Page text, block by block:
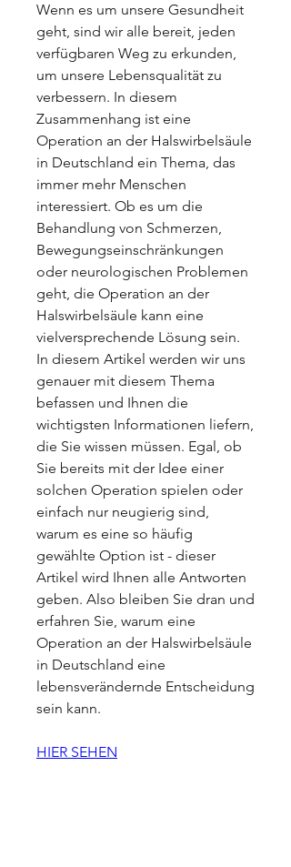
Wenn es um unsere Gesundheit
geht, sind wir alle bereit, jeden
verfügbaren Weg zu erkunden,
um unsere Lebensqualität zu
verbessern. In diesem
Zusammenhang ist eine
Operation an der Halswirbelsäule
in Deutschland ein Thema, das
immer mehr Menschen
interessiert. Ob es um die
Behandlung von Schmerzen,
Bewegungseinschränkungen
oder neurologischen Problemen
geht, die Operation an der
Halswirbelsäule kann eine
vielversprechende Lösung sein.
In diesem Artikel werden wir uns
genauer mit diesem Thema
befassen und Ihnen die
wichtigsten Informationen liefern,
die Sie wissen müssen. Egal, ob
Sie bereits mit der Idee einer
solchen Operation spielen oder
einfach nur neugierig sind,
warum es eine so häufig
gewählte Option ist - dieser
Artikel wird Ihnen alle Antworten
geben. Also bleiben Sie dran und
erfahren Sie, warum eine
Operation an der Halswirbelsäule
in Deutschland eine
lebensverändernde Entscheidung
sein kann.
HIER SEHEN